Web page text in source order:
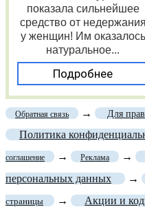
показала сильнейшее
средство от недержания
у женщин! Им оказалось
натуральное...
Подробнее
Обратная связь → Для
Политика
соглашение → Реклама →
персональных данных
→
страницы →
Акции и